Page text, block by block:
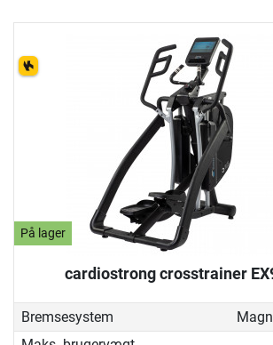
På lager
cardiostrong crosstrainer
Bremsesystem